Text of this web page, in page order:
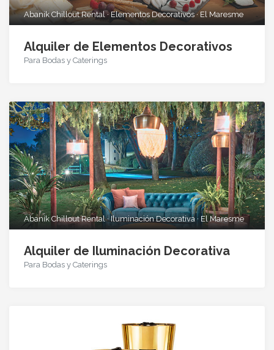
Abanik Chillout Rental · Elementos Decorativos · El Maresme
Alquiler de Elementos Decorativos
Para Bodas y Caterings
Abanik Chillout Rental · Iluminación Decorativa · El Maresme
Alquiler de Iluminación Decorativa
Para Bodas y Caterings